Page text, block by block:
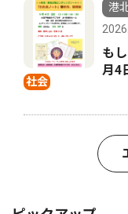
社会
港
も
月4